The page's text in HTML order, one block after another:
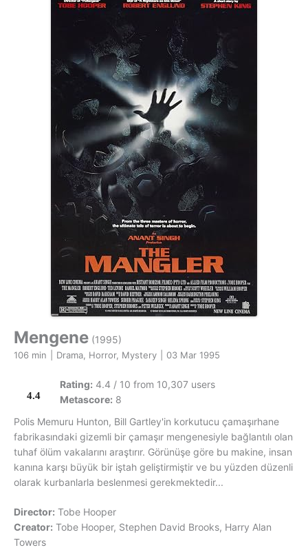
Mengene (1995)
106 min Drama, Horror, Mystery 03 Mar 1995
4.4
Rating: 4.4 / 10 from 10,307 users
Metascore: 8
Polis Memuru Hunton, Bill Gartley'in korkutucu çamaşırhane
fabrikasındaki gizemli bir çamaşır mengenesiyle bağlantılı olan
tuhaf ölüm vakalarını araştırır. Görünüşe göre bu makine, insan
kanına karşı büyük bir iştah geliştirmiştir ve bu yüzden düzenli
olarak kurbanlarla beslenmesi gerekmektedir...
Director: Tobe Hooper
Creator: Tobe Hooper, Stephen David Brooks, Harry Alan
Towers